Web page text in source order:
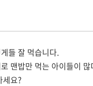
들 잘 먹습니다.
맨밥만 먹는 아이들이
세요?